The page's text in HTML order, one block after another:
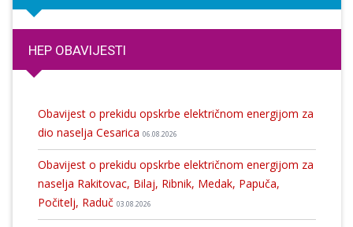
HEP OBAVIJESTI
Obavijest o prekidu opskrbe električnom energijom za
dio naselja Cesarica 06.08.2026
Obavijest o prekidu opskrbe električnom energijom za
naselja Rakitovac, Bilaj, Ribnik, Medak, Papuča,
Počitelj, Raduč 03.08.2026